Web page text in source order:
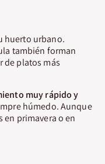
huerto urbano.
también forman
de platos más
muy rápido y
húmedo. Aunque
en primavera o en